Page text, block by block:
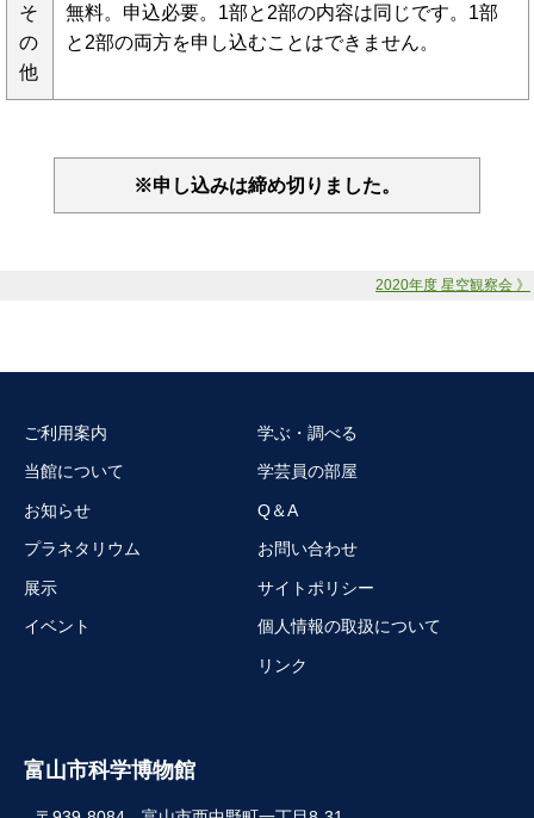
そ
の
他
無料。申込必要。1部と2部の内容は同じです。1部
と2部の両方を申し込むことはできません。
※申し込みは締め切りました。
2020年度 星空観察会 》
富山市科学博物館
ご利用案内
当館について
お知らせ
プラネタリウム
展示
イベント
学ぶ・調べる
学芸員の部屋
Q＆A
お問い合わせ
サイトポリシー
個人情報の取扱について
リンク